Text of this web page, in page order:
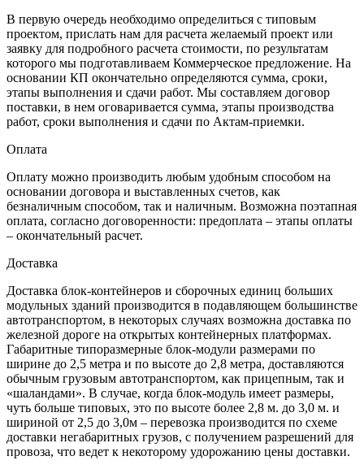
В первую очередь необходимо определиться с типовым
проектом, прислать нам для расчета желаемый проект или
заявку для подробного расчета стоимости, по результатам
которого мы подготавливаем Коммерческое предложение. На
основании КП окончательно определяются сумма, сроки,
этапы выполнения и сдачи работ. Мы составляем договор
поставки, в нем оговаривается сумма, этапы производства
работ, сроки выполнения и сдачи по Актам-приемки.
Оплата
Оплату можно производить любым удобным способом на
основании договора и выставленных счетов, как
безналичным способом, так и наличным. Возможна поэтапная
оплата, согласно договоренности: предоплата – этапы оплаты
– окончательный расчет.
Доставка
Доставка блок-контейнеров и сборочных единиц больших
модульных зданий производится в подавляющем большинстве
автотранспортом, в некоторых случаях возможна доставка по
железной дороге на открытых контейнерных платформах.
Габаритные типоразмерные блок-модули размерами по
ширине до 2,5 метра и по высоте до 2,8 метра, доставляются
обычным грузовым автотранспортом, как прицепным, так и
«шаландами». В случае, когда блок-модуль имеет размеры,
чуть больше типовых, это по высоте более 2,8 м. до 3,0 м. и
шириной от 2,5 до 3,0м – перевозка производится по схеме
доставки негабаритных грузов, с получением разрешений для
провоза, что ведет к некоторому удорожанию цены доставки.